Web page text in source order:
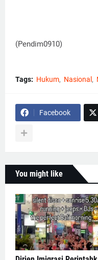
(Pendim0910)
Tags: Hukum Nasional
Facebook
You might like